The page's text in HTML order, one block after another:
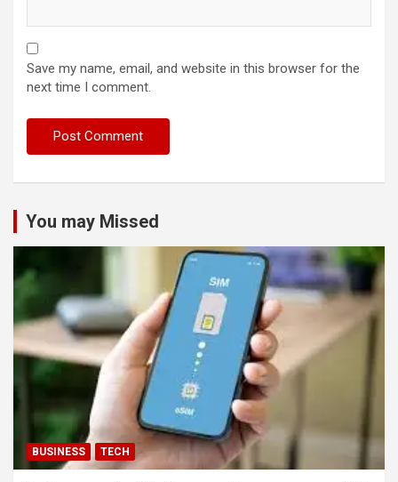
Save my name, email, and website in this browser for the
next time I comment.
You may Missed
BUSINESS TECH